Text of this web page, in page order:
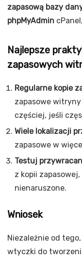
zapasową bazy
phpMyAdmin
Najlepsze
zapasowych
Regularne kopie
zapasowe
częściej, jeśli
Wiele lokalizacji
zapasowe w
Testuj
z kopii
nienaruszone.
Wniosek
Niezależnie od
wtyczki do